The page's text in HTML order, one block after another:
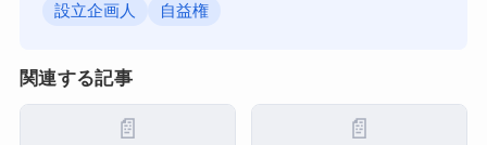
設立企画人 自益権
関連する記事
📄 📄